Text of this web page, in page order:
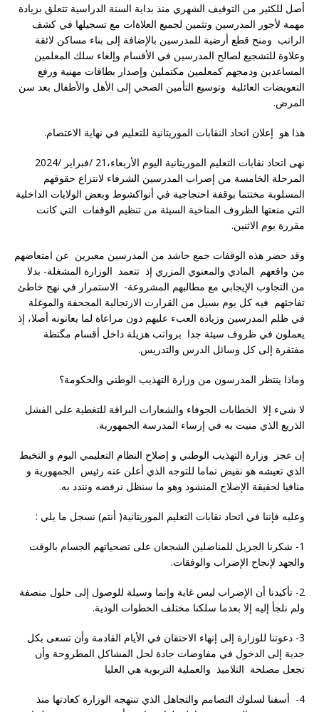
أصل للكثير من التوقيف الشهري منذ بداية السنة الدراسية تتعلق بزيادة
مهمة لأجور المدرسين وتثمين لجميع العلاةات مع تسجيلها في كشف
الراتب ومنح قطع أرضية للمدرسين بالإضافة إلى بناء مساكن لائقة
وعلاوة للتشجيع لصالح المدرسين في الأقسام وإلغاء سلك المعلمين
المساعدين ودمجهم كمعلمين مكتملين وإصدار بطاقات مهنية ورفع
التعويضات العائلية وتوسيع التأمين الصحي إلى الأهل والأطفال بعد سن
المرض.
هذا هو إعلان اتحاد النقابات الموريتانية للتعليم في نهاية الاعتصام.
نهى اتحاد نقابات التعليم الموريتانية اليوم الأربعاء،21 /فبراير /2024
المرحلة الخامسة من إضراب المدرسين الشرفاء لانتزاع حقوقهم
المسلوبة مختتما بوقفة احتجاجية في أنواكشوط وبعض الولايات الداخلية
التي منعتها الظروف المناخية السيئة من تنظيم الوقفات التي كانت
مقررة يوم الاثنين.
وقد حضر هذه الوقفات جمع حاشد من المدرسين معبرين عن امتعاضهم
من واقعهم المادي والمعنوي المزري إذ تتعمد الوزارة المشغلة- بدلا
من التجاوب الإيجابي مع مطالبهم المشروعة- الاستمرار في نهج خاطئ
تفاجئهم فيه كل يوم بسيل من القرارت الارتجالية المجحفة والموغلة
في ظلم المدرسين وزيادة العبء عليهم دون مراعاة لما يعانونه أصلا، إذ
يعملون في ظروف سيئة جدا برواتب هزيلة داخل أقسام مگتظة
مفتقرة إلى كل وسائل الدرس والتدريس.
وماذا ينتظر المدرسون من وزارة التهذيب الوطني والحكومة؟
لا شيء إلا الخطابات الجوفاء والشعارات البراقة للتغطية على الفشل
الذريع الذي منيت به في إرساء المدرسة الجمهورية.
إن عجز وزارة التهذيب الوطني و إصلاح النظام التعليمي اليوم و التخبط
الذي تعيشه هو نقيض تماما للتوجه الذي أعلن عنه رئيس الجمهورية و
منافيا لحقيقة الإصلاح المنشود وهو ما سنظل نرفضه ونندد به.
وعليه فإننا في اتحاد نقابات التعليم الموريتانية( أنتم) نسجل ما يلي :
1- شكرنا الجزيل للمناضلين الشجعان على تضحياتهم الجسام بالوقت
والجهد لإنجاح الإضراب والوفقات.
2- تأكيدنا أن الإضراب ليس غاية وإنما وسيلة للوصول إلى حلول منصفة
ولم نلجأ إليه إلا بعدما سلكنا مختلف الخطوات الودية.
3- دعوتنا للوزارة إلى إنهاء الاحتقان في الأيام القادمة وأن تسعى بكل
جدية إلى الدخول في مفاوضات جادة لحل المشاكل المطروحة وأن
تجعل مصلحة التلاميذ والعملية التربوية هي العليا
4- أسفنا لسلوك التصامم والتجاهل الذي تنتهجه الوزارة كعادتها منذ